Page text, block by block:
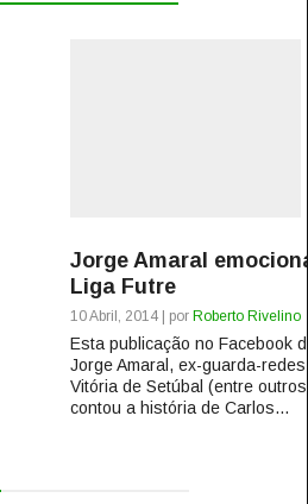
Jorge Amaral
Liga Futre
10 Abril, 2014 | por Roberto Rivelino
Esta publicação no Facebook
Jorge Amaral, ex-guarda-
Vitória de Setúbal (entre
contou a história de Carlos...